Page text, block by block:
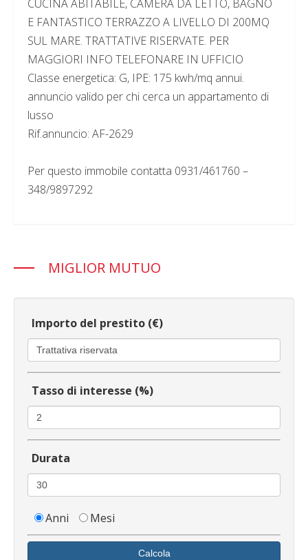
CUCINA ABITABILE, CAMERA DA LETTO, BAGNO
E FANTASTICO TERRAZZO A LIVELLO DI 200MQ
SUL MARE. TRATTATIVE RISERVATE. PER
MAGGIORI INFO TELEFONARE IN UFFICIO
Classe energetica: G, IPE: 175 kwh/mq annui.
annuncio valido per chi cerca un appartamento di
lusso
Rif.annuncio: AF-2629
Per questo immobile contatta 0931/461760 –
348/9897292
MIGLIOR MUTUO
Importo del prestito (€)
Tasso di interesse (%)
Durata
Anni Mesi
Calcola